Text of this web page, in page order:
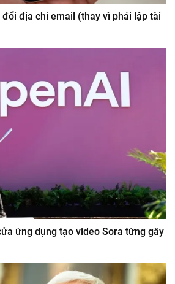
địa chỉ email (thay vì phải lập tài
ứng dụng tạo video Sora từng gây